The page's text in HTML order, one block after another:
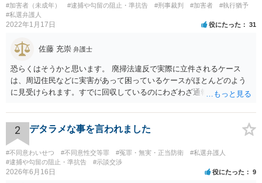
#加害者（未成年） #逮捕や勾留の阻止・準抗告 #刑事裁判 #加害者
#執行猶予
#私選弁護人
2022年1月17日 役にたった 31
佐藤 充崇 弁護士
恐らくはそうかと思います。 廃掃法違反で実際に立件されるケース
は、周辺住民などに実害があって困っているケースがほとんどのよう
に見受けられます。すでに回収しているのにわざわざ通報するのは考
致→審判不開始となる可能性は高いと思います。この場合は警察官か
ら注意されて終わりです。 一応、通常通り家裁送致され少年審判にな
る可能性というのもそれなりにあります。廃掃法違反の不法投棄の罪
は条文だけ見ると重い罪なので。 ただ鑑別所に入れられることはまず
ないと思いますし、相談者の方の素行が悪いというわけでもなけれ
ば、不処分で終わりになる可能性が高いと思います。少年院送致や逆
2 デタラメな事を言われました
#不同意わいせつ #不同意性交等罪 #冤罪・無実・正当防衛
#私選弁護人
#逮捕や勾留の阻止・準抗告
#示談交渉
2026年6月16日 役にたった 9